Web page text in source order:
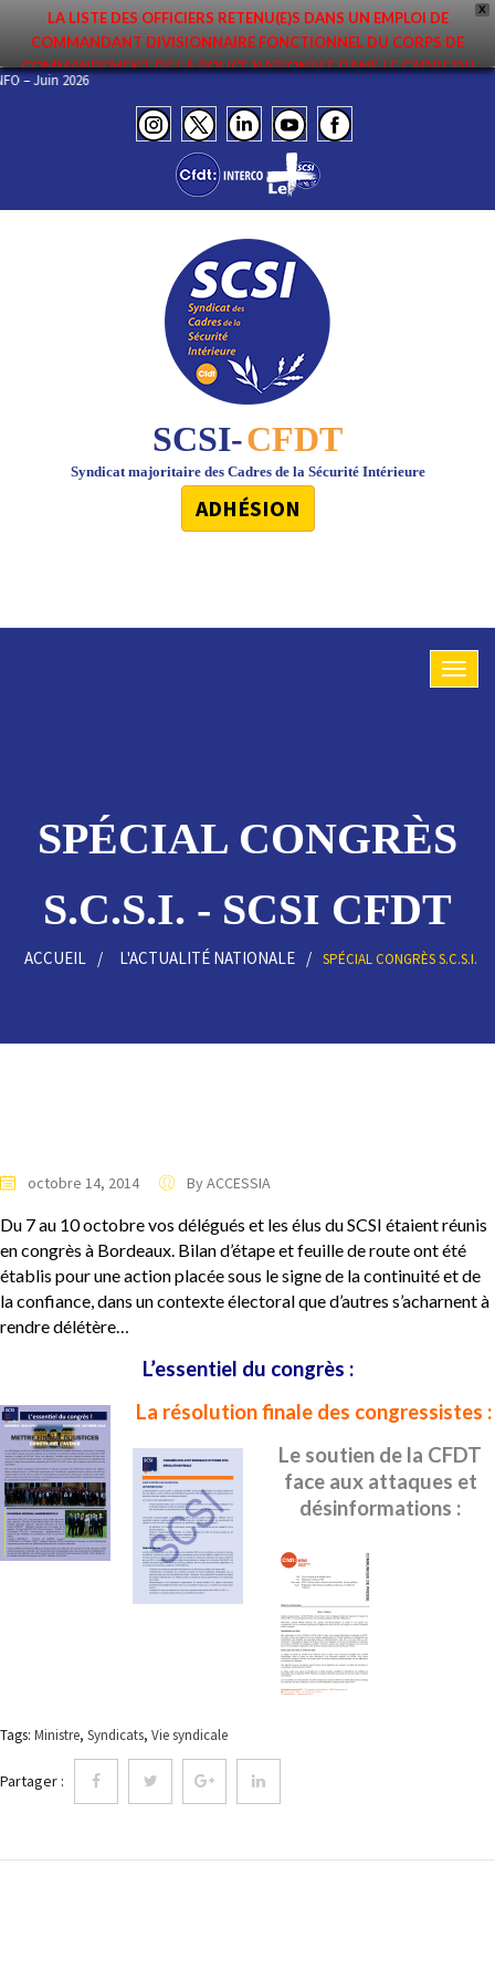
X
LA LISTE DES OFFICIERS RETENU(E)S DANS UN EMPLOI DE
COMMANDANT DIVISIONNAIRE FONCTIONNEL DU CORPS DE
COMMANDEMENT DE LA POLICE NATIONALE DANS LE CADRE DU
PREMIER MOUVEMENT 2026 A ÉTÉ DIFFUSÉE. ELLE EST DISPONIBLE EN
PAGES PROTÉGÉES DU SITE. FÉLICITATIONS AUX NOMMÉ(E)S !
– Juin 2026
SCSI-CFDT
Syndicat majoritaire des Cadres de la Sécurité Intérieure
ADHÉSION
SPÉCIAL CONGRÈS
S.C.S.I. - SCSI CFDT
ACCUEIL L'ACTUALITÉ NATIONALE SPÉCIAL CONGRÈS S.C.S.I.
octobre 14, 2014 By ACCESSIA
Du 7 au 10 octobre vos délégués et les élus du SCSI étaient réunis
en congrès à Bordeaux. Bilan d’étape et feuille de route ont été
établis pour une action placée sous le signe de la continuité et de
la confiance, dans un contexte électoral que d’autres s’acharnent à
rendre délétère…
L’essentiel du congrès :
La résolution finale des congressistes :
Le soutien de la CFDT
face aux attaques et
désinformations :
Tags: Ministre, Syndicats, Vie syndicale
Partager :